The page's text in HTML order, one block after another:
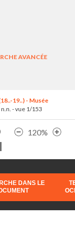
AVANCÉE
19..) - Musée
n.n. - vue 1/153
120%
DANS LE